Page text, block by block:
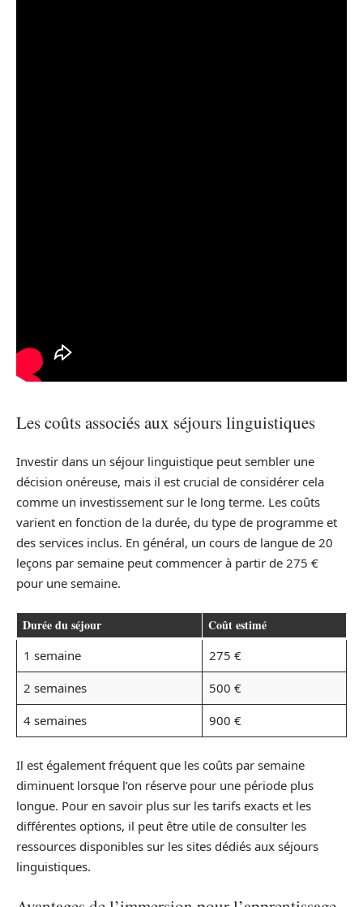
Les coûts associés aux séjours linguistiques
Investir dans un séjour linguistique peut sembler une
décision onéreuse, mais il est crucial de considérer cela
comme un investissement sur le long terme. Les coûts
varient en fonction de la durée, du type de programme et
des services inclus. En général, un cours de langue de 20
leçons par semaine peut commencer à partir de 275 €
pour une semaine.
Durée du séjour Coût estimé
1 semaine
275 €
2 semaines
500 €
4 semaines
900 €
Il est également fréquent que les coûts par semaine
diminuent lorsque l’on réserve pour une période plus
longue. Pour en savoir plus sur les tarifs exacts et les
différentes options, il peut être utile de consulter les
ressources disponibles sur les sites dédiés aux séjours
linguistiques.